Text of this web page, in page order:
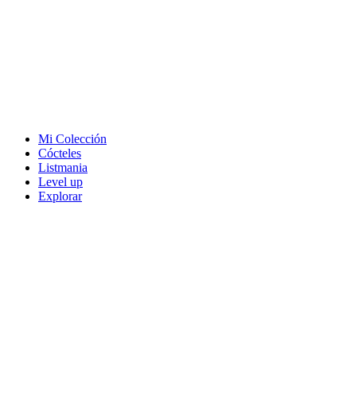
Mi Colección
Cócteles
Listmania
Level up
Explorar